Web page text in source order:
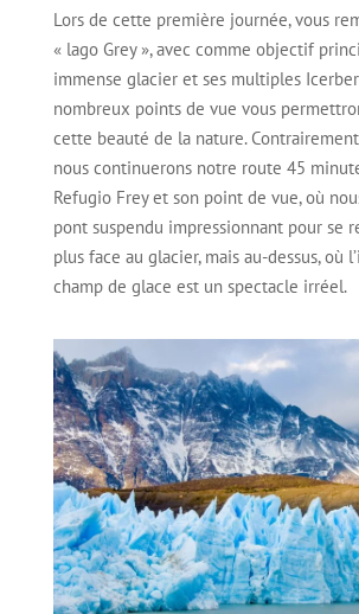
Lors de cette première journée, vous
« lago Grey », avec comme objectif
immense glacier et ses multiples
nombreux points de vue vous
cette beauté de la nature.
nous continuerons notre route 45
Refugio Frey et son point de vue, où
pont suspendu impressionnant pour se
plus face au glacier, mais au-dessus, où
champ de glace est un spectacle irréel.